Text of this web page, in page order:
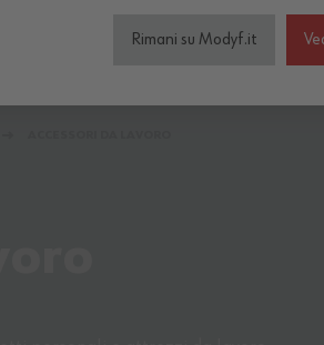
da lavoro Scarpe
Rimani su Modyf.it